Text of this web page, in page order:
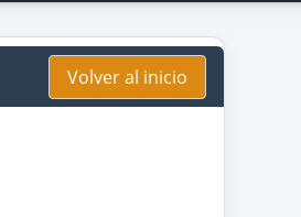
Volver al inicio